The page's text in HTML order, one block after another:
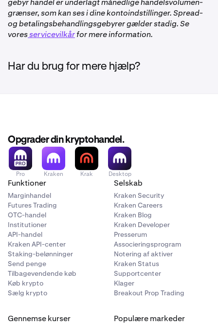
kvalificeret.
Ikke tilgængelig for kunder i Storbritannien, Canada
og USA
gebyr handel er underlagt månedlige handelsvolumen-
grænser, som kan ses i dine kontoindstillinger. Spread-
og betalingsbehandlingsgebyrer gælder stadig. Se
voresservicevilkårfor mere information.
Har du brug for mere hjælp?
Opgrader din kryptohandel.
Pro Kraken Krak Desktop
Funktioner
Marginhandel
Futures Trading
OTC-handel
Institutioner
API-handel
Kraken API-center
Staking-belønninger
Send penge
Tilbagevendende køb
Køb krypto
Sælg krypto
Selskab
Kraken Security
Kraken Careers
Kraken Blog
Kraken Developer
Presserum
Associeringsprogram
Notering af aktiver
Kraken Status
Supportcenter
Klager
Breakout Prop Trading
Gennemse kurser Populære markeder